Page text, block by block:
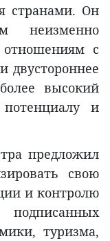
странами. Он
неизменно
с
двустороннее
высокий
потенциалу и
предложил
свою
и контролю
туризма,